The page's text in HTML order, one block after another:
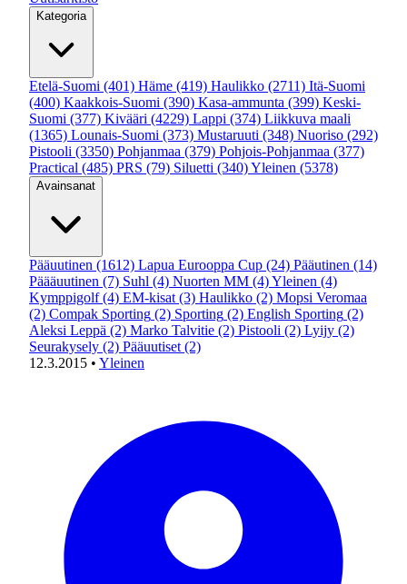
Kategoria
Etelä-Suomi (401) Häme (419) Haulikko (2711) Itä-Suomi
(400) Kaakkois-Suomi (390) Kasa-ammunta (399) Keski-
Suomi (377) Kivääri (4229) Lappi (374) Liikkuva maali
(1365) Lounais-Suomi (373) Mustaruuti (348) Nuoriso (292)
Pistooli (3350) Pohjanmaa (379) Pohjois-Pohjanmaa (377)
Practical (485) PRS (79) Siluetti (340)Yleinen (5378)
Avainsanat
Pääuutinen (1612) Lapua Eurooppa Cup (24) Pääutinen (14)
Päääuutinen (7) Suhl (4) Nuorten MM (4)Yleinen (4)
Kymppigolf (4) EM-kisat (3) Haulikko (2) Mopsi Veromaa
(2) Compak Sporting (2) Sporting (2) English Sporting (2)
Aleksi Leppä (2) Marko Talvitie (2) Pistooli (2) Lyijy (2)
Seurakysely (2) Pääuutiset (2)
12.3.2015 • Yleinen